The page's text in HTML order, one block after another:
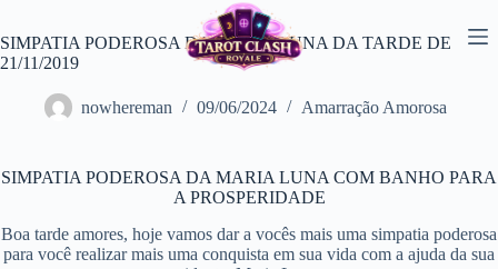
o
conteúdo
SIMPATIA PODEROSA DA MARIA LUNA DA TARDE DE
21/11/2019
nowhereman 09/06/2024 Amarração Amorosa
SIMPATIA PODEROSA DA MARIA LUNA COM BANHO PARA
A PROSPERIDADE
Boa tarde amores, hoje vamos dar a vocês mais uma simpatia poderosa
para você realizar mais uma conquista em sua vida com a ajuda da sua